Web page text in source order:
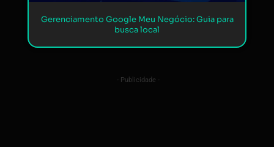
Gerenciamento Google Meu Negócio: Guia para
busca local
- Publicidade -